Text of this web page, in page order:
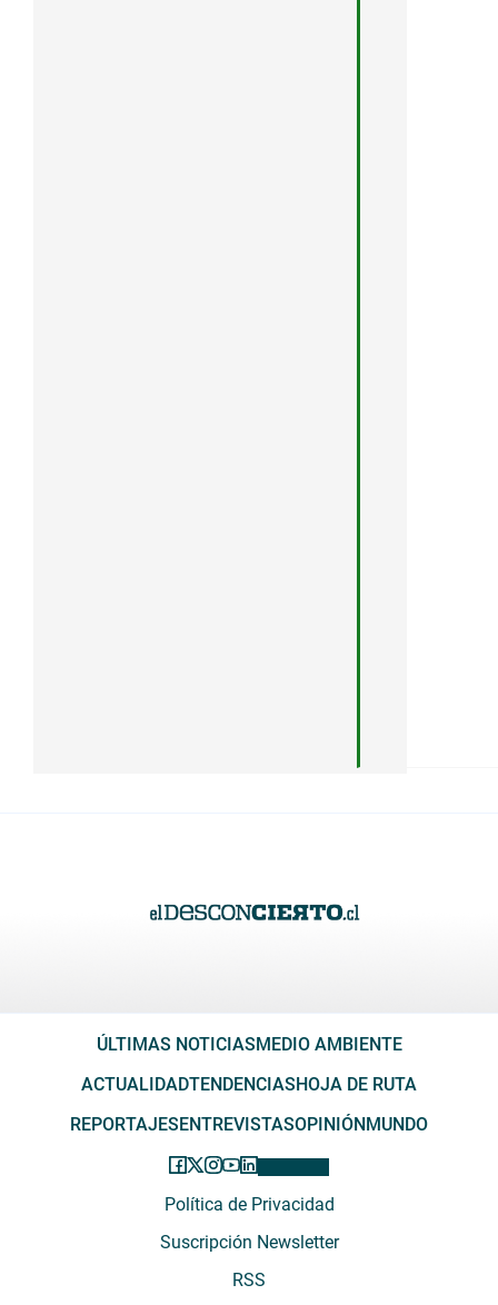
ÚLTIMAS NOTICIASMEDIO AMBIENTE
ACTUALIDADTENDENCIASHOJA DE RUTA
REPORTAJESENTREVISTASOPINIÓNMUNDO
Política de Privacidad
Suscripción Newsletter
RSS